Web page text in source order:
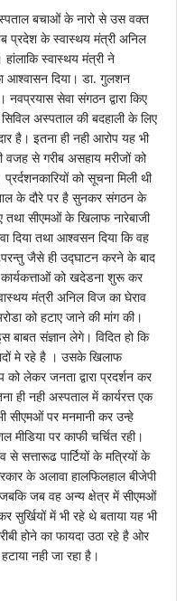
बचाओं के नारो से उस वक्त
प्रदेश के स्वास्थय मंत्री अनिल
स्वास्थय मंत्री ने
आश्वासन दिया। डा. गुलशन
नवप्रयास सेवा संगठन द्वारा किए
अस्पताल की बदहाली के लिए
है। इतना ही नही आरोप यह भी
से गरीब असहाय मरीजों को
को सूचना मिली थी
के दौरे पर है सुनकर संगठन के
तथा सीएमओं के खिलाफ नारेबाजी
तथा आश्वसन दिया कि वह
जैसे ही उद्घाटन करने के बाद
को खदेडना शुरू कर
मंत्री अनिल विज का घेराव
को हटाए जाने की मांग की।
संज्ञान लेगे। विदित हो कि
मे रहे है । उसके खिलाफ
लेकर जनता द्वारा प्रदर्शन कर
ही नही अस्पताल में कार्यरत्त एक
सीएमओं पर मनमानी कर उन्हे
मीडिया पर काफी चर्चित रही।
सत्तारूढ पार्टियों के मत्रियों के
के अलावा हालफिलहाल बीजेपी
जब वह अन्य क्षेत्र में सीएमओं
में भी रहे थे बताया यह भी
होने का फायदा उठा रहे है ओर
नही जा रहा है।